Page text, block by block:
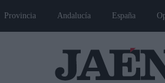
Provincia Andalucía España